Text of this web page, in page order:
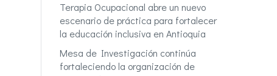
Terapia Ocupacional abre un nuevo
escenario de práctica para fortalecer
la educación inclusiva en Antioquia
Mesa de Investigación continúa
fortaleciendo la organización de